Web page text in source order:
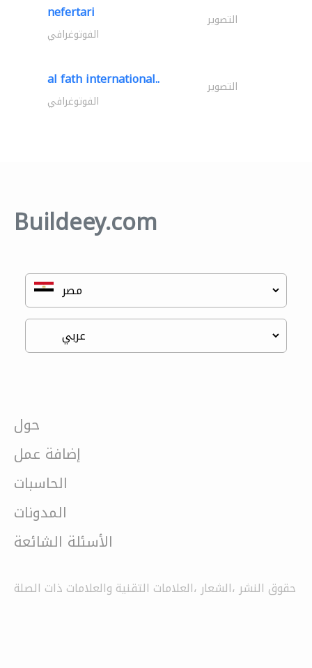
nefertari التصوير
الفوتوغرافي
al fath international.. التصوير
الفوتوغرافي
Buildeey.com
حول
إضافة عمل
الحاسبات
المدونات
الأسئلة الشائعة
حقوق النشر ،الشعار ،العلامات التقنية والعلامات ذات الصلة